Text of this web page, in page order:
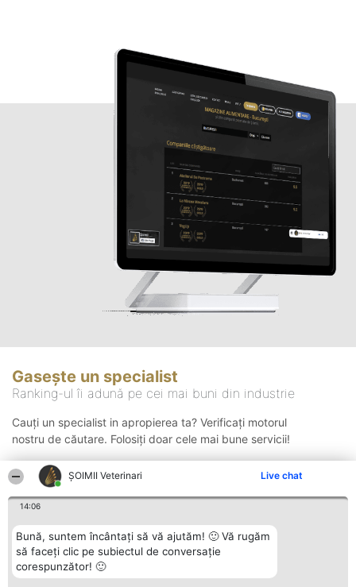
ȘOIMII Veterinari Live chat
14:06
Bună, suntem încântați să vă ajutăm! 🙂 Vă rugăm
să faceți clic pe subiectul de conversație
corespunzător! 🙂
Gasește un specialist
Ranking-ul îi adună pe cei mai buni din industrie
Cauți un specialist in apropierea ta? Verificați motorul
nostru de căutare. Folosiți doar cele mai bune servicii!